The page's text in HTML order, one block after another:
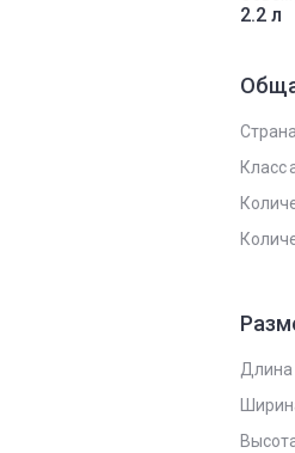
2.2 л
Класс
Длина